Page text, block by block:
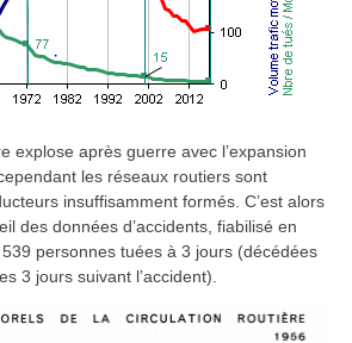
explose après guerre avec l’expansion
les réseaux routiers sont
insuffisamment formés. C’est alors
des données d’accidents, fiabilisé en
personnes tuées à 3 jours (décédées
3 jours suivant l’accident).